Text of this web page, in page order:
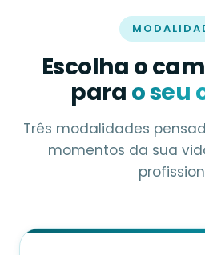
Escolha o
para o seu
Três modalidades
momentos da sua